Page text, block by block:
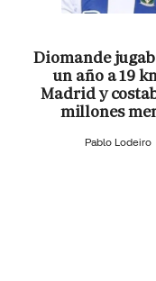
Diomande
un año a 19
Madrid y
millones
Pablo Lodeiro